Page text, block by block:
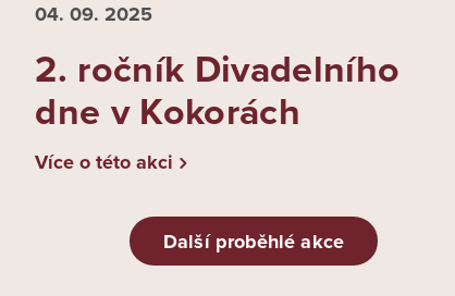
04. 09.2025
2. ročník Divadelního
dne v Kokorách
Více o této akci
Další proběhlé akce